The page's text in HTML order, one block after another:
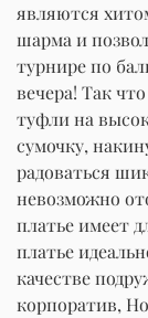
являются
шарма и
турнире по
вечера! Так
туфли на
сумочку,
радоваться
невозможно
платье имеет
платье
качестве
корпоратив,